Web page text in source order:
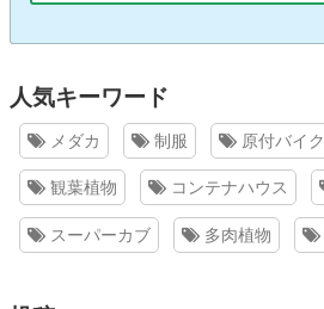
人気キーワード
メダカ 制服 原付バイク
観葉植物 コンテナハウス
スーパーカブ 多肉植物